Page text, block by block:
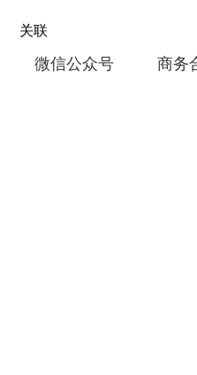
关联
微信公众号 商务